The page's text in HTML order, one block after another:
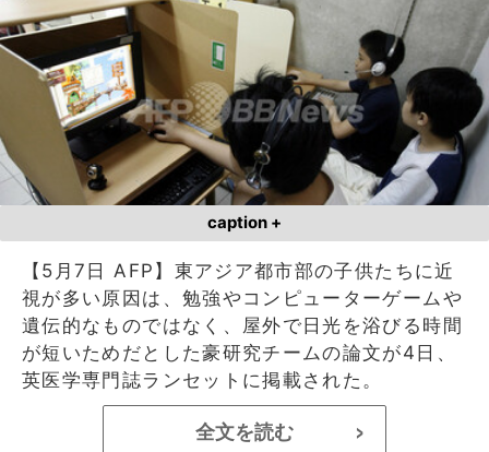
caption +
【5月7日 AFP】東アジア都市部の子供たちに近
視が多い原因は、勉強やコンピューターゲームや
遺伝的なものではなく、屋外で日光を浴びる時間
が短いためだとした豪研究チームの論文が4日、
英医学専門誌ランセットに掲載された。
全文を読む >